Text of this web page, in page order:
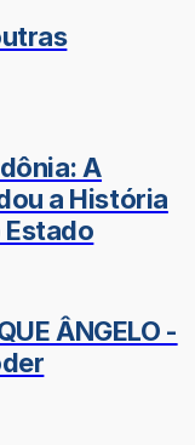
A
a História
Estado
ÂNGELO -